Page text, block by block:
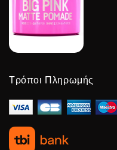
Τρόποι Πληρωμής